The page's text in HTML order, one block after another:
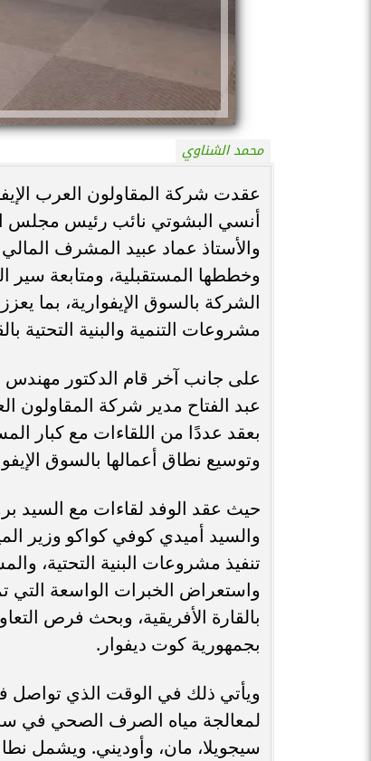
محمد الشناوي
عقدت شركة المقاولون العرب
أنسي البشوتي نائب رئيس مجلس
والأستاذ عماد عبيد المشرف
وخططها المستقبلية، ومتابعة
الشركة بالسوق الإيفوارية، بما
مشروعات التنمية والبنية التحتية
على جانب آخر قام الدكتور مهندس
عبد الفتاح مدير شركة المقاولون
بعقد عددًا من اللقاءات مع كبار
وتوسيع نطاق أعمالها بالسوق
حيث عقد الوفد لقاءات مع السيد
والسيد أميدي كوفي كواكو وزير
تنفيذ مشروعات البنية التحتية،
واستعراض الخبرات الواسعة التي
بالقارة الأفريقية، وبحث فرص
بجمهورية كوت ديفوار.
لمعالجة مياه الصرف الصحي في
سيجويلا، مان، وأوديني. ويشمل